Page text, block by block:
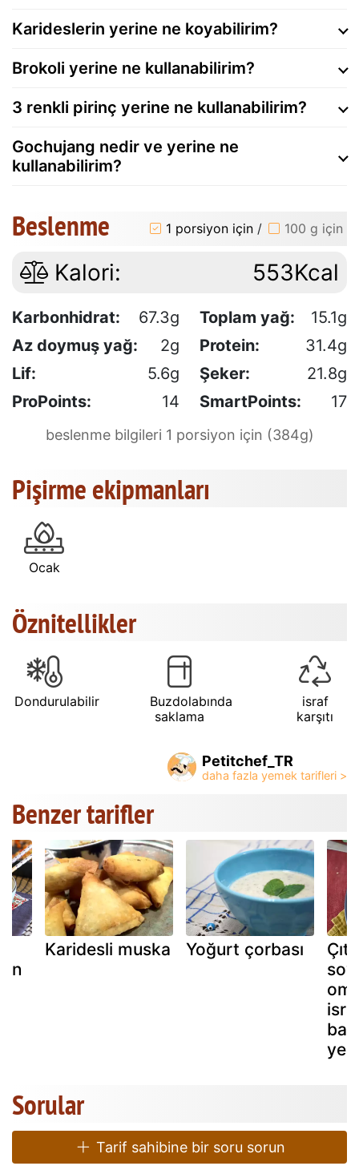
Karideslerin yerine ne koyabilirim?
Brokoli yerine ne kullanabilirim?
3 renkli pirinç yerine ne kullanabilirim?
Gochujang nedir ve yerine ne
kullanabilirim?
Beslenme 1 porsiyon için / 100 g için
Kalori: 553Kcal
Karbonhidrat: 67.3g Toplam yağ:
15.1g
Az doymuş yağ:
2g Protein:
31.4g
Lif:
5.6g Şeker:
21.8g
ProPoints:
14 SmartPoints: 17
beslenme bilgileri 1 porsiyon için (384g)
Pişirme ekipmanları
Ocak
Öznitellikler
Dondurulabilir
Buzdolabında
saklama
israf
karşıtı
Petitchef_TR
Benzer tarifler
Karidesli muska Yoğurt çorbası
Sorular
Tarif sahibine bir soru sorun